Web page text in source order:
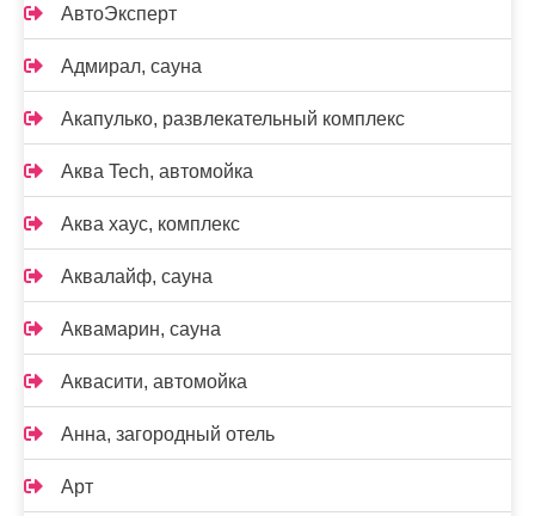
АвтоЭксперт
Адмирал, сауна
Акапулько, развлекательный комплекс
Аква Tech, автомойка
Аква хаус, комплекс
Аквалайф, сауна
Аквамарин, сауна
Аквасити, автомойка
Анна, загородный отель
Арт